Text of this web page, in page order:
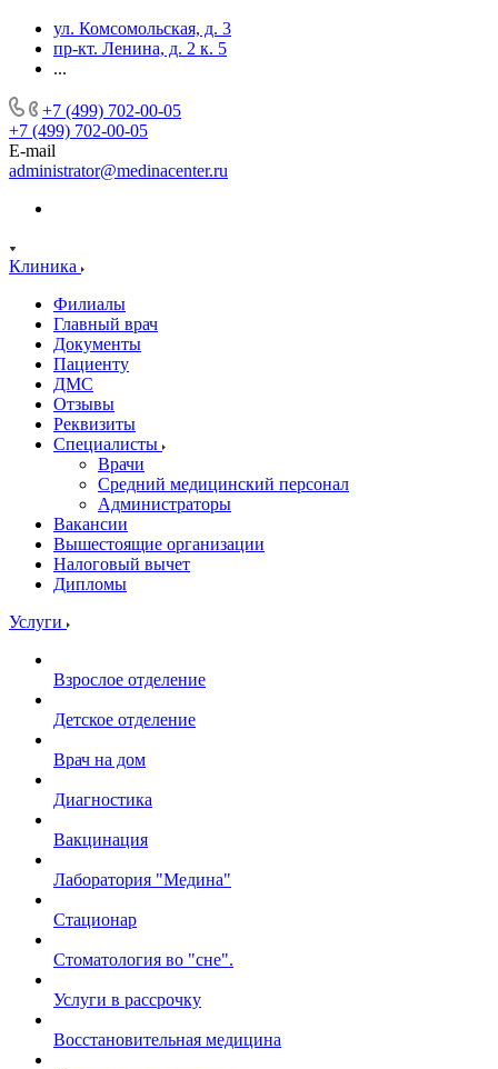
ул. Комсомольская, д. 3
пр-кт. Ленина, д. 2 к. 5
...
+7 (499) 702-00-05
+7 (499) 702-00-05
E-mail
administrator@medinacenter.ru
Клиника
Филиалы
Главный врач
Документы
Пациенту
ДМС
Отзывы
Реквизиты
Специалисты
Врачи
Средний медицинский персонал
Администраторы
Вакансии
Вышестоящие организации
Налоговый вычет
Дипломы
Услуги
Взрослое отделение
Детское отделение
Врач на дом
Диагностика
Вакцинация
Лаборатория "Медина"
Стационар
Стоматология во "сне".
Услуги в рассрочку
Восстановительная медицина